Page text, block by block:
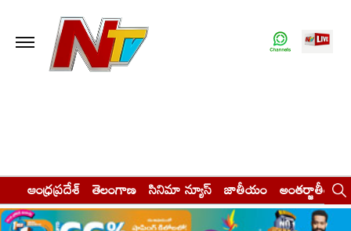
ఆంధ్రప్రదేశ్ తెలంగాణ సినిమా న్యూస్ జాతీయం అంతర్జాతీయం